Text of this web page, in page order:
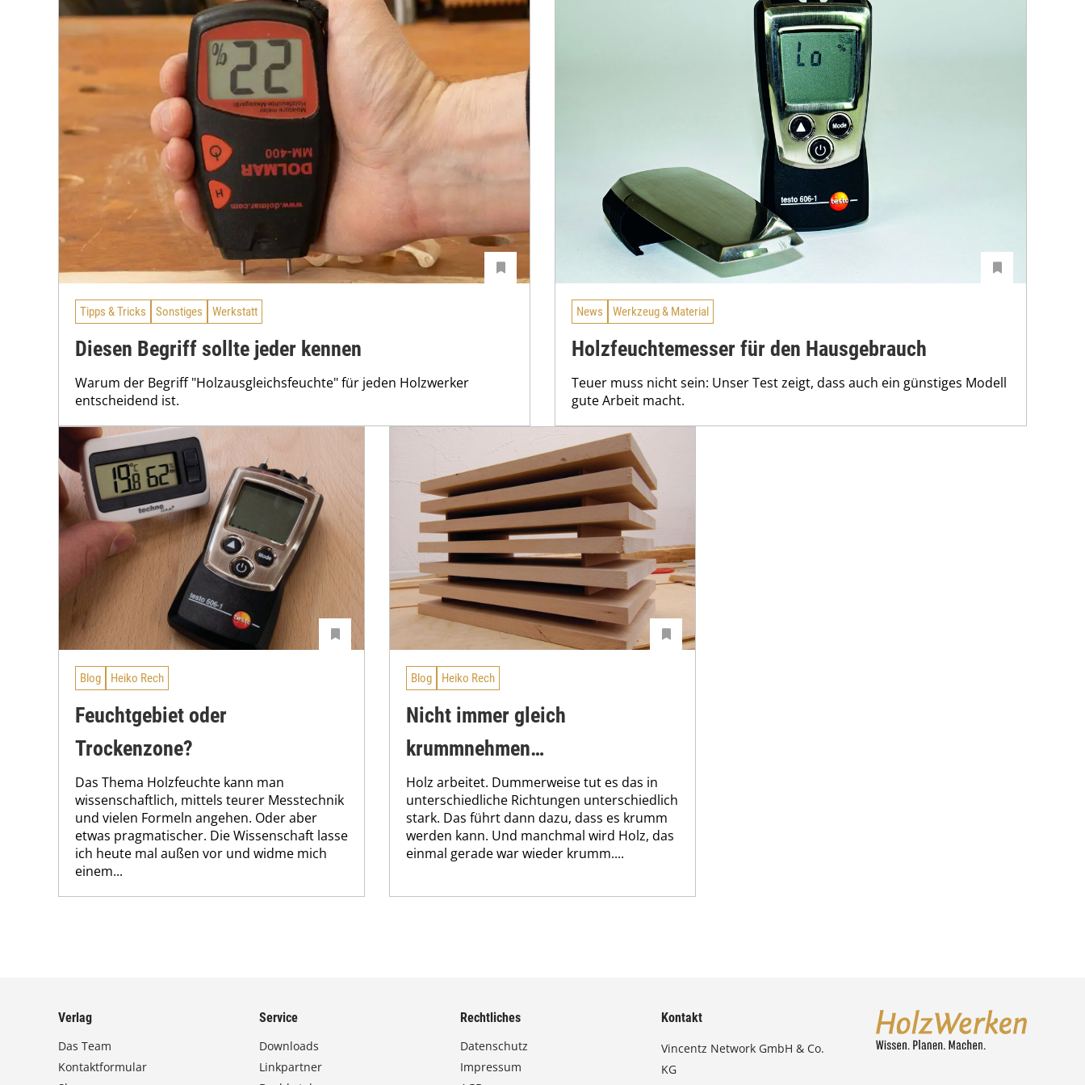
Tipps & Tricks Sonstiges Werkstatt
Diesen Begriff sollte jeder kennen
Warum der Begriff "Holzausgleichsfeuchte" für jeden Holzwerker
entscheidend ist.
News Werkzeug & Material
Holzfeuchtemesser für den Hausgebrauch
Teuer muss nicht sein: Unser Test zeigt, dass auch ein günstiges Modell
gute Arbeit macht.
Blog Heiko Rech
Feuchtgebiet oder
Trockenzone?
Das Thema Holzfeuchte kann man
wissenschaftlich, mittels teurer Messtechnik
und vielen Formeln angehen. Oder aber
etwas pragmatischer. Die Wissenschaft lasse
ich heute mal außen vor und widme mich
einem...
Blog Heiko Rech
Nicht immer gleich
krummnehmen…
Holz arbeitet. Dummerweise tut es das in
unterschiedliche Richtungen unterschiedlich
stark. Das führt dann dazu, dass es krumm
werden kann. Und manchmal wird Holz, das
einmal gerade war wieder krumm....
Verlag
Das Team
Kontaktformular
Service
Downloads
Linkpartner
Rechtliches
Datenschutz
Impressum
Kontakt
Vincentz Network GmbH & Co.
KG